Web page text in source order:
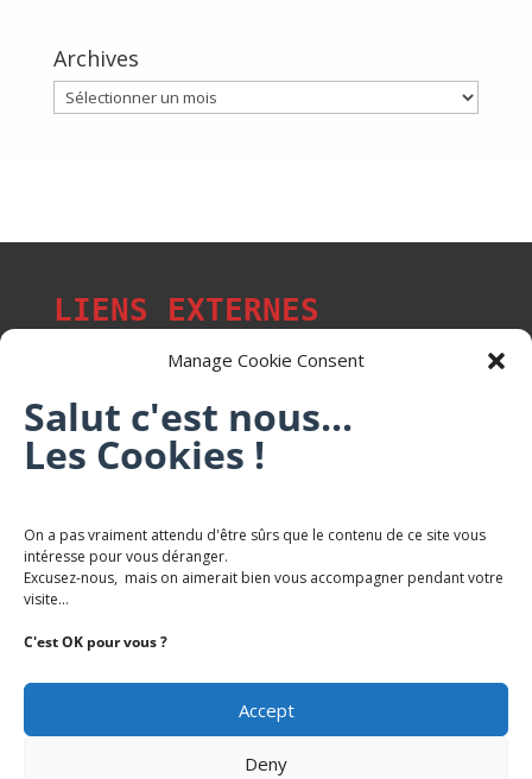
Manage Cookie Consent
Salut c'est nous...
Les Cookies !
On a pas vraiment attendu d'être sûrs que le contenu de ce site vous
intéresse pour vous déranger.
Excusez-nous, mais on aimerait bien vous accompagner pendant votre
visite...
C'est OK pour vous ?
Accept
Deny
Archives
Archives
LIENS EXTERNES
Les p'tits citoyens de Mont-Saint-Martin
Trail Saintmartinois Daniel FEITE
Karaté Mont Saint Martin